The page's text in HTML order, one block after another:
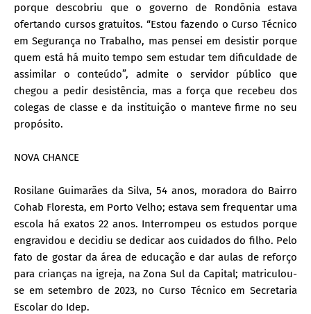
porque descobriu que o governo de Rondônia estava
ofertando cursos gratuitos. “Estou fazendo o Curso Técnico
em Segurança no Trabalho, mas pensei em desistir porque
quem está há muito tempo sem estudar tem dificuldade de
assimilar o conteúdo”, admite o servidor público que
chegou a pedir desistência, mas a força que recebeu dos
colegas de classe e da instituição o manteve firme no seu
propósito.
NOVA CHANCE
Rosilane Guimarães da Silva, 54 anos, moradora do Bairro
Cohab Floresta, em Porto Velho; estava sem frequentar uma
escola há exatos 22 anos. Interrompeu os estudos porque
engravidou e decidiu se dedicar aos cuidados do filho. Pelo
fato de gostar da área de educação e dar aulas de reforço
para crianças na igreja, na Zona Sul da Capital; matriculou-
se em setembro de 2023, no Curso Técnico em Secretaria
Escolar do Idep.